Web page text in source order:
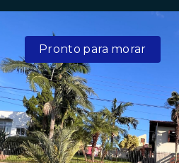
Pronto para morar